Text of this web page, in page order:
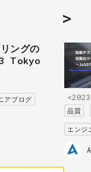
ングの
Tokyo
アブログ
品質
エンジ